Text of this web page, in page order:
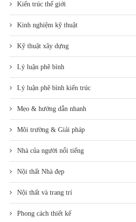
Kiến trúc thế giới
Kinh nghiệm kỹ thuật
Kỹ thuật xây dựng
Lý luận phê bình
Lý luận phê bình kiến trúc
Mẹo & hướng dẫn nhanh
Môi trường & Giải pháp
Nhà của người nổi tiếng
Nội thất Nhà đẹp
Nội thất và trang trí
Phong cách thiết kế